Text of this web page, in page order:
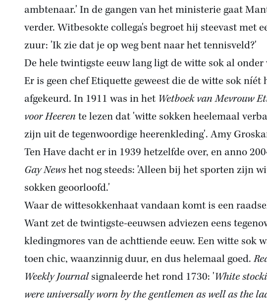
ambtenaar.' In de gangen van het ministerie gaat
verder. Witbesokte collega's begroet hij steevast met
zuur: 'Ik zie dat je op weg bent naar het tennisveld?'
De hele twintigste eeuw lang ligt de witte sok al onder
Er is geen chef Etiquette geweest die de witte sok níét
afgekeurd. In 1911 was in het Wetboek van Mevrouw
voor Heerente lezen dat 'witte sokken heelemaal
zijn uit de tegenwoordige heerenkleding'. Amy
Ten Have dacht er in 1939 hetzelfde over, en anno
Gay Newshet nog steeds: 'Alleen bij het sporten zijn
sokken geoorloofd.'
Waar de wittesokkenhaat vandaan komt is een
Want zet de twintigste-eeuwsen adviezen eens
kledingmores van de achttiende eeuw. Een witte sok
toen chic, waanzinnig duur, en dus helemaal goed.
Weekly Journalsignaleerde het rond 1730: 'White
were universally worn by the gentlemen as well as the